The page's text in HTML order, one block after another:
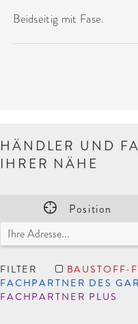
Beidseitig mit Fase.
HÄNDLER UND
IHRER NÄHE
Position
FILTER
BAUSTOFF-
FACHPARTNER DES
FACHPARTNER PLUS